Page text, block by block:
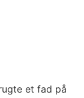
et fad på